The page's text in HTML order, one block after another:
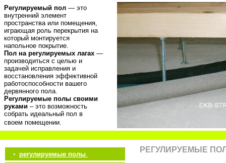
Регулируемый пол — это
внутренний элемент
пространства или помещения,
играющая роль перекрытия на
который монтируется
напольное покрытие.
Пол на регулируемых лагах —
производиться с целью и
задачей исправления и
восстановления эффективной
работоспособности вашего
дервянного пола.
Регулируемые полы своими
руками – это возможность
собрать идеальный пол в
своем помещении.
• регулируемые полы
РЕГУЛИРУЕМЫЕ